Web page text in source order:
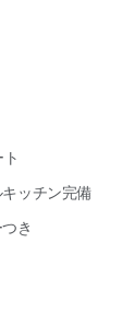
ッチン完備
き